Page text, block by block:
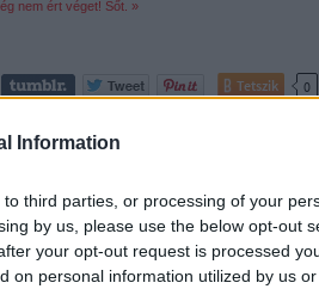
Information
third parties, or processing of your
by us, please use the below opt-out
your opt-out request is processed
on personal information utilized by us
nem ért véget! Sőt. »
Tetszik 0
(22.)
-tutuka